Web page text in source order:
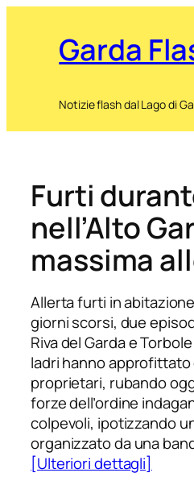
Garda
Notizie flash dal Lago di
Furti
nell’Alto
massima
Allerta furti in
giorni scorsi, due
Riva del Garda e
ladri hanno approfittato
proprietari, rubando
forze dell’ordine
colpevoli, ipotizzando
organizzato da una
[Ulteriori dettagli]